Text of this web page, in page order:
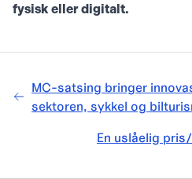
fysisk eller digitalt.
MC-satsing bringer
sektoren, sykkel og
En uslåelig